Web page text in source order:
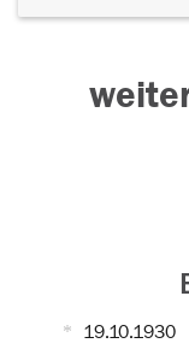
19.10.1930